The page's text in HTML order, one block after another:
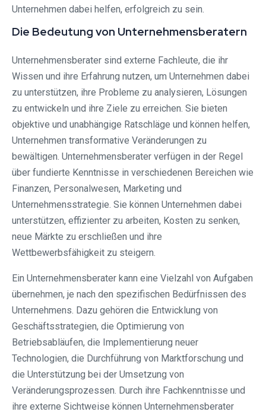
Unternehmen dabei helfen, erfolgreich zu sein.
Die Bedeutung von Unternehmensberatern
Unternehmensberater sind externe Fachleute, die ihr
Wissen und ihre Erfahrung nutzen, um Unternehmen dabei
zu unterstützen, ihre Probleme zu analysieren, Lösungen
zu entwickeln und ihre Ziele zu erreichen. Sie bieten
objektive und unabhängige Ratschläge und können helfen,
Unternehmen transformative Veränderungen zu
bewältigen. Unternehmensberater verfügen in der Regel
über fundierte Kenntnisse in verschiedenen Bereichen wie
Finanzen, Personalwesen, Marketing und
Unternehmensstrategie. Sie können Unternehmen dabei
unterstützen, effizienter zu arbeiten, Kosten zu senken,
neue Märkte zu erschließen und ihre
Wettbewerbsfähigkeit zu steigern.
Ein Unternehmensberater kann eine Vielzahl von Aufgaben
übernehmen, je nach den spezifischen Bedürfnissen des
Unternehmens. Dazu gehören die Entwicklung von
Geschäftsstrategien, die Optimierung von
Betriebsabläufen, die Implementierung neuer
Technologien, die Durchführung von Marktforschung und
die Unterstützung bei der Umsetzung von
Veränderungsprozessen. Durch ihre Fachkenntnisse und
ihre externe Sichtweise können Unternehmensberater